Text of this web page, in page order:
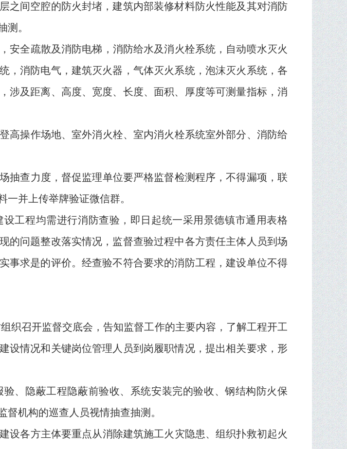
之间空腔的防火封堵，建筑内部装修材料防火性能及其对消防
测。
安全疏散及消防电梯，消防给水及消火栓系统，自动喷水灭火
，消防电气，建筑灭火器，气体灭火系统，泡沫灭火系统，各
涉及距离、高度、宽度、长度、面积、厚度等可测量指标，消
高操作场地、室外消火栓、室内消火栓系统室外部分、消防给
抽查力度，督促监理单位要严格监督检测程序，不得漏项，联
并上传举牌验证微信群。
工程均需进行消防查验，即日起统一采用景德镇市通用表格
的问题整改落实情况，监督查验过程中各方责任主体人员到场
事求是的评价。经查验不符合要求的消防工程，建设单位不得
织召开监督交底会，告知监督工作的主要内容，了解工程开工
设情况和关键岗位管理人员到岗履职情况，提出相关要求，形
验、隐蔽工程隐蔽前验收、系统安装完的验收、钢结构防火保
机构的巡查人员视情抽查抽测。
设各方主体要重点从消除建筑施工火灾隐患、组织扑救初起火